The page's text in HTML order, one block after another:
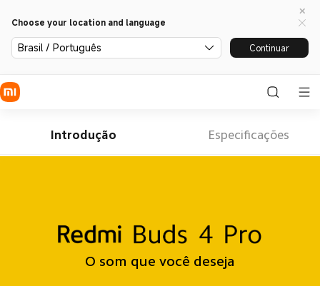
Choose your location and language
Brasil / Português Continuar
Introdução Especificações
O som que você deseja